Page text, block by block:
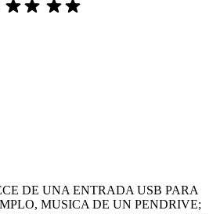
DE UNA ENTRADA USB PARA
MUSICA DE UN PENDRIVE;